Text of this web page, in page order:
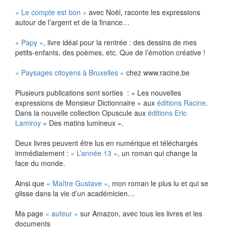
« Le compte est bon » avec Noël, raconte les expressions
autour de l’argent et de la finance…
« Papy », livre idéal pour la rentrée : des dessins de mes
petits-enfants, des poèmes, etc. Que de l’émotion créative !
« Paysages citoyens à Bruxelles » chez www.racine.be
Plusieurs publications sont sorties : « Les nouvelles
expressions de Monsieur Dictionnaire » aux éditions Racine.
Dans la nouvelle collection Opuscule aux éditions Eric
Lamiroy « Des matins lumineux ».
Deux livres peuvent être lus en numérique et téléchargés
immédiatement : « L’année 13 », un roman qui change la
face du monde.
Ainsi que « Maître Gustave », mon roman le plus lu et qui se
glisse dans la vie d’un académicien…
Ma page « auteur » sur Amazon, avec tous les livres et les
documents